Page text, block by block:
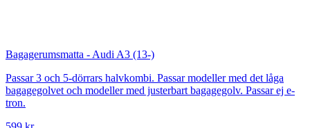
Bagagerumsmatta - Audi A3 (13-)
Passar 3 och 5-dörrars halvkombi. Passar modeller med det låga
bagagegolvet och modeller med justerbart bagagegolv. Passar ej e-
tron.